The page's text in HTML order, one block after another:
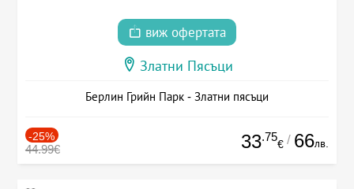
виж офертата
Златни Пясъци
Берлин Грийн Парк - Златни пясъци
-25%
44.99€ 33.75
€ / 66лв.